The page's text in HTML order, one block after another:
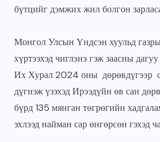
бүтцийг дэмжих жил болгон
Монгол Улсын Үндсэн хуульд
хүртээхэд чиглэнэ гэж заасны
Их Хурал 2024 оны дөрөвдүгээр
дүгнэж үзэхэд Ирээдүйн өв сан
бүрд 135 мянган төгрөгийн
эхлээд найман сар өнгөрсөн гэхэд